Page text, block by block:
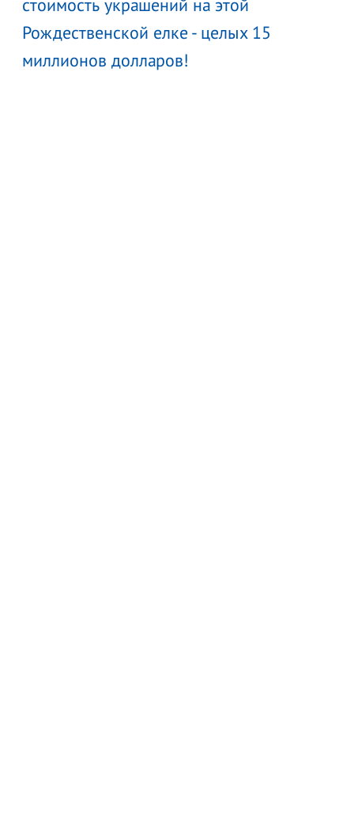
стоимость украшений на этой
Рождественской елке - целых 15
миллионов долларов!